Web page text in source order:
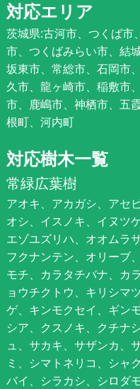
対応エリア
茨城県:古河市、つくば市
市、つくばみらい市、結
坂東市、常総市、石岡市
久市、龍ヶ崎市、稲敷市
市、鹿嶋市、神栖市、五
根町、河内町
対応樹木一覧
常緑広葉樹
アオキ、アカガシ、アセ
オシ、イスノキ、イヌツ
エゾユズリハ、オオムラ
フクナンテン、オリーブ
モチ、カラタチバナ、カ
ョウチクトウ、キリシマ
ゲ、キンモクセイ、ギン
シア、クスノキ、クチナ
ュ、サカキ、サザンカ、
ミ、シマトネリコ、シャ
バイ、シラカシ、シロダ